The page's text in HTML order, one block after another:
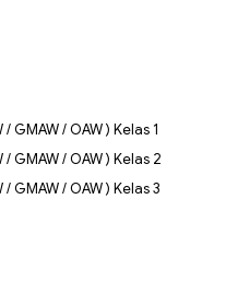
GMAW / OAW ) Kelas 1
/ GMAW / OAW ) Kelas 2
/ GMAW / OAW ) Kelas 3